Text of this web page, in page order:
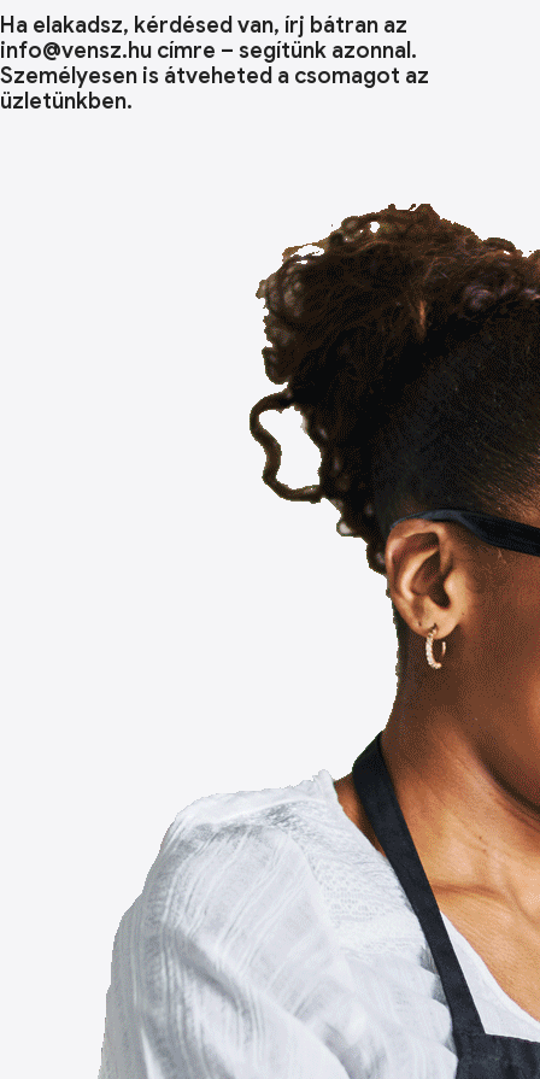
Ha elakadsz, kérdésed van, írj bátran az
info@vensz.hu címre – segítünk azonnal.
Személyesen is átveheted a csomagot az
üzletünkben.